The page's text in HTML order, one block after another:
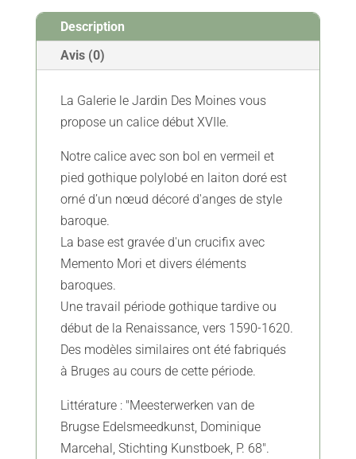
En
Vermeil
Laiton
Circa
Vendus
Description
Avis (0)
La Galerie le Jardin Des Moines vous
propose un calice début XVIIe.
Notre calice avec son bol en vermeil et
pied gothique polylobé en laiton doré est
orné d’un nœud décoré d'anges de style
baroque.
La base est gravée d'un crucifix avec
Memento Mori et divers éléments
baroques.
Une travail période gothique tardive ou
début de la Renaissance, vers 1590-1620.
Des modèles similaires ont été fabriqués
à Bruges au cours de cette période.
Littérature : "Meesterwerken van de
Brugse Edelsmeedkunst, Dominique
Marcehal, Stichting Kunstboek, P. 68".